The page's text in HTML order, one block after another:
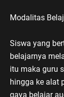
Modalitas
Siswa yang
belajarnya
itu maka guru
hingga ke alat
gaya belajar